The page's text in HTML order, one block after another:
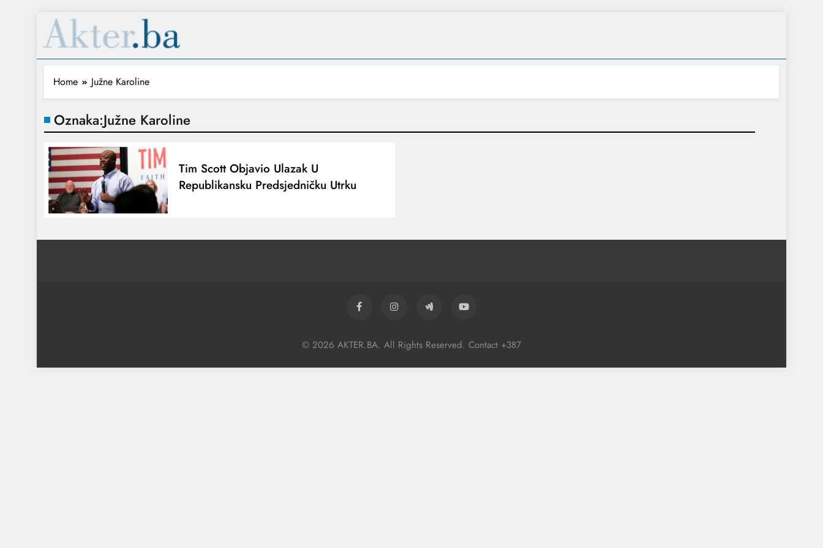
Home Južne Karoline
Oznaka:Južne Karoline
Tim Scott Objavio Ulazak U
Republikansku Predsjedničku Utrku
© 2026 AKTER.BA. All Rights Reserved. Contact +387